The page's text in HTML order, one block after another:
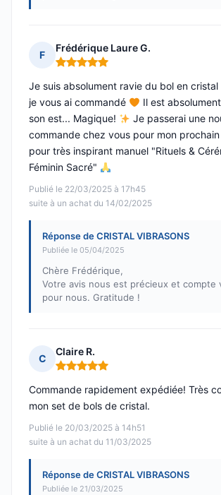
F
Frédérique Laure G.
Note : 5 sur 5
Publié le 22/03/2025 à 17h45
suite à un achat du 14/02/2025
Je suis absolument ravie du bol en
je vous ai commandé
Il est
son est... Magique!
Je passerai une
commande chez vous pour mon
pour très inspirant manuel "Rituels &
Féminin Sacré"
Réponse de CRISTAL VIBRASONS
Publiée le 05/04/2025
Chère Frédérique,
Votre avis nous est précieux et compte
pour nous. Gratitude !
C
Claire R.
Note : 5 sur 5
Publié le 20/03/2025 à 14h51
suite à un achat du 11/03/2025
Commande rapidement expédiée! Très
mon set de bols de cristal.
Réponse de CRISTAL VIBRASONS
Publiée le 21/03/2025